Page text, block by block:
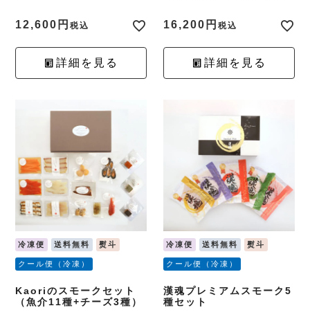
12,600 税込
詳細を見る
16,200 税込
詳細を見る
冷凍便 送料無料 熨斗
クール便（冷凍）
Kaoriのスモークセット
（魚介11種+チーズ3種）
冷凍便 送料無料 熨斗
クール便（冷凍）
漢魂プレミアムスモーク5
種セット